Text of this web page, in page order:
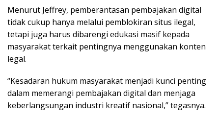
Menurut Jeffrey, pemberantasan pembajakan digital
tidak cukup hanya melalui pemblokiran situs ilegal,
tetapi juga harus dibarengi edukasi masif kepada
masyarakat terkait pentingnya menggunakan konten
legal.
“Kesadaran hukum masyarakat menjadi kunci penting
dalam memerangi pembajakan digital dan menjaga
keberlangsungan industri kreatif nasional,” tegasnya.